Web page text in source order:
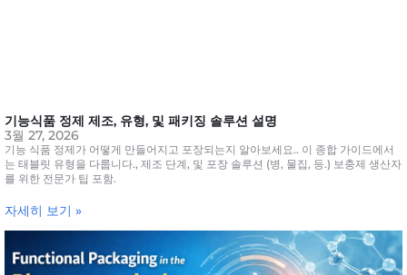
기능식품 정제 제조, 유형, 및 패키징 솔루션 설명
3월 27, 2026
기능 식품 정제가 어떻게 만들어지고 포장되는지 알아보세요.. 이 종합 가이드에서
는 태블릿 유형을 다룹니다., 제조 단계, 및 포장 솔루션 (병, 물집, 등.) 보충제 생산자
를 위한 전문가 팁 포함.
자세히 보기 »